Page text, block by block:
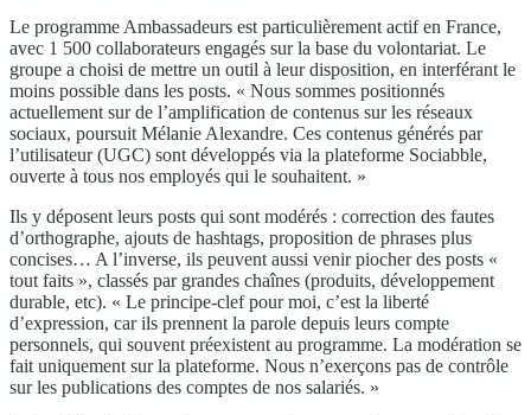
Le programme Ambassadeurs est particulièrement actif en France,
avec 1 500 collaborateurs engagés sur la base du volontariat. Le
groupe a choisi de mettre un outil à leur disposition, en interférant le
moins possible dans les posts. « Nous sommes positionnés
actuellement sur de l’amplification de contenus sur les réseaux
sociaux, poursuit Mélanie Alexandre. Ces contenus générés par
l’utilisateur (UGC) sont développés via la plateforme Sociabble,
ouverte à tous nos employés qui le souhaitent. »
Ils y déposent leurs posts qui sont modérés : correction des fautes
d’orthographe, ajouts de hashtags, proposition de phrases plus
concises… A l’inverse, ils peuvent aussi venir piocher des posts «
tout faits », classés par grandes chaînes (produits, développement
durable, etc). « Le principe-clef pour moi, c’est la liberté
d’expression, car ils prennent la parole depuis leurs compte
personnels, qui souvent préexistent au programme. La modération se
fait uniquement sur la plateforme. Nous n’exerçons pas de contrôle
sur les publications des comptes de nos salariés. »